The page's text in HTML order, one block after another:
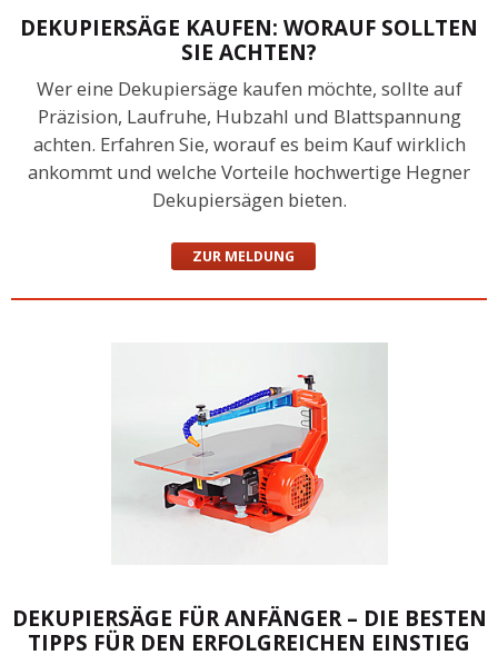
DEKUPIERSÄGE KAUFEN: WORAUF SOLLTEN
SIE ACHTEN?
Wer eine Dekupiersäge kaufen möchte, sollte auf
Präzision, Laufruhe, Hubzahl und Blattspannung
achten. Erfahren Sie, worauf es beim Kauf wirklich
ankommt und welche Vorteile hochwertige Hegner
Dekupiersägen bieten.
ZUR MELDUNG
DEKUPIERSÄGE FÜR ANFÄNGER – DIE BESTEN
TIPPS FÜR DEN ERFOLGREICHEN EINSTIEG